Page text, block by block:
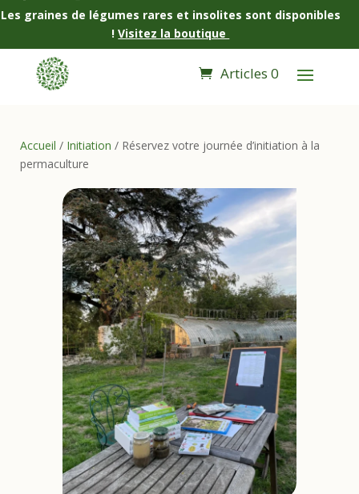
Les graines de légumes rares et insolites sont disponibles
!Visitez la boutique
Articles 0
Accueil / Initiation / Réservez votre journée d’initiation à la
permaculture